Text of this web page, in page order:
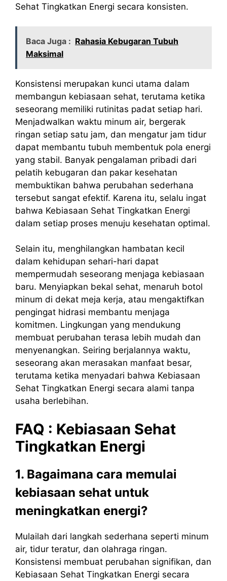
Sehat Tingkatkan Energi secara konsisten.
Baca Juga : Rahasia Kebugaran Tubuh
Maksimal
Konsistensi merupakan kunci utama dalam
membangun kebiasaan sehat, terutama ketika
seseorang memiliki rutinitas padat setiap hari.
Menjadwalkan waktu minum air, bergerak
ringan setiap satu jam, dan mengatur jam tidur
dapat membantu tubuh membentuk pola energi
yang stabil. Banyak pengalaman pribadi dari
pelatih kebugaran dan pakar kesehatan
membuktikan bahwa perubahan sederhana
tersebut sangat efektif. Karena itu, selalu ingat
bahwa Kebiasaan Sehat Tingkatkan Energi
dalam setiap proses menuju kesehatan optimal.
Selain itu, menghilangkan hambatan kecil
dalam kehidupan sehari-hari dapat
mempermudah seseorang menjaga kebiasaan
baru. Menyiapkan bekal sehat, menaruh botol
minum di dekat meja kerja, atau mengaktifkan
pengingat hidrasi membantu menjaga
komitmen. Lingkungan yang mendukung
membuat perubahan terasa lebih mudah dan
menyenangkan. Seiring berjalannya waktu,
seseorang akan merasakan manfaat besar,
terutama ketika menyadari bahwa Kebiasaan
Sehat Tingkatkan Energi secara alami tanpa
usaha berlebihan.
FAQ : Kebiasaan Sehat
Tingkatkan Energi
1. Bagaimana cara memulai
kebiasaan sehat untuk
meningkatkan energi?
Mulailah dari langkah sederhana seperti minum
air, tidur teratur, dan olahraga ringan.
Konsistensi membuat perubahan signifikan, dan
Kebiasaan Sehat Tingkatkan Energi secara